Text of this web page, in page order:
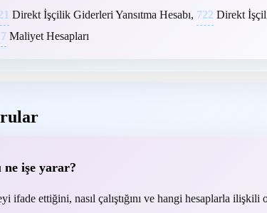
Direkt İşçilik Giderleri Yansıtma Hesabı, 722 Direkt
7 Maliyet Hesapları
ne işe yarar?
ifade ettiğini, nasıl çalıştığını ve hangi hesaplarla ilişkili